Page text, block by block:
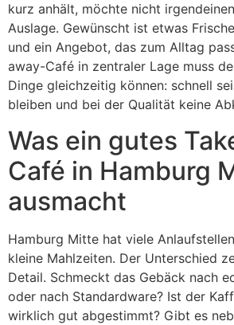
kurz anhält, möchte nicht
Auslage. Gewünscht ist etwas
und ein Angebot, das zum Alltag
away-Café in zentraler Lage muss
Dinge gleichzeitig können: schnell
bleiben und bei der Qualität keine
Was ein gutes
Café in Hamburg
ausmacht
Hamburg Mitte hat viele
kleine Mahlzeiten. Der Unterschied
Detail. Schmeckt das Gebäck nach
oder nach Standardware? Ist der
wirklich gut abgestimmt? Gibt es